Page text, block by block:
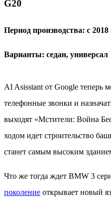
G20
Период производства: с 2018
Варианты: седан, универсал
AI Asisstant от Google теперь
телефонные звонки и
выходят «Мстители: Война
ходом идет строительство
станет самым высоким
Что же тогда ждет BMW 3
поколение открывает новый